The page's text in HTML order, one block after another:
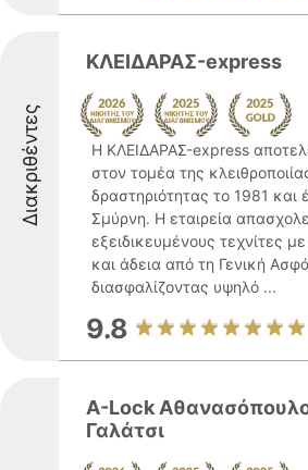
Διακριθέντες
ΚΛΕΙΔΑΡΑΣ-express
Η ΚΛΕΙΔΑΡΑΣ-express
στον τομέα της
δραστηριότητας το 1981 και
Σμύρνη. Η εταιρεία
εξειδικευμένους τεχνίτες
και άδεια από τη Γενική
διασφαλίζοντας υψηλό ...
9.8
A-Lock
Γαλάτσι